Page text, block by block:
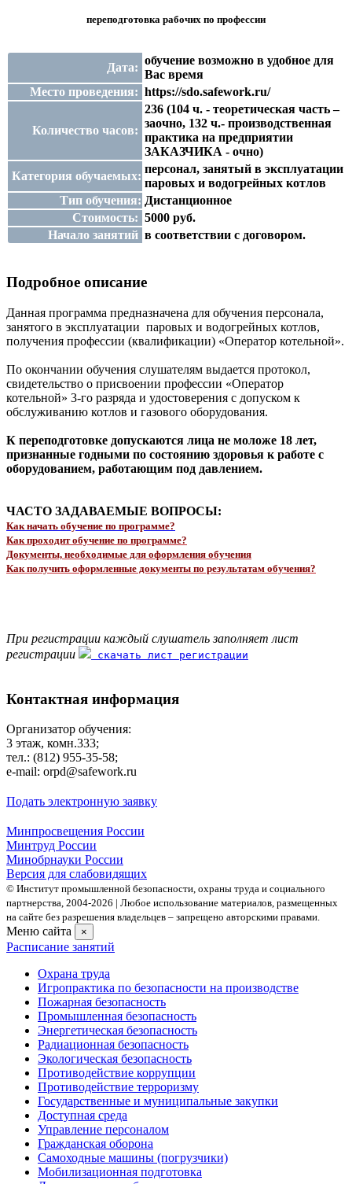
переподготовка рабочих по профессии
Дата:
обучение возможно в удобное для
Вас время
Место проведения: https://sdo.safework.ru/
Количество часов:
236 (104 ч. - теоретическая часть –
заочно, 132 ч.- производственная
практика на предприятии
ЗАКАЗЧИКА - очно)
Категория обучаемых:
персонал, занятый в эксплуатации
паровых и водогрейных котлов
Тип обучения: Дистанционное
Стоимость: 5000 руб.
Начало занятий в соответствии с договором.
Подробное описание
Данная программа предназначена для обучения персонала,
занятого в эксплуатации паровых и водогрейных котлов,
получения профессии (квалификации) «Оператор котельной».
По окончании обучения слушателям выдается протокол,
свидетельство о присвоении профессии «Оператор
котельной» 3-го разряда и удостоверения с допуском к
обслуживанию котлов и газового оборудования.
К переподготовке допускаются лица не моложе 18 лет,
признанные годными по состоянию здоровья к работе с
оборудованием, работающим под давлением.
ЧАСТО ЗАДАВАЕМЫЕ ВОПРОСЫ:
Как начать обучение по программе?
Как проходит обучение по программе?
Документы, необходимые для оформления обучения
Как получить оформленные документы по результатам обучения?
При регистрации каждый слушатель заполняет лист
регистрации
скачать лист регистрации
Контактная информация
Организатор обучения:
3 этаж, комн.333;
тел.: (812) 955-35-58;
e-mail: orpd@safework.ru
Подать электронную заявку
Минпросвещения России
Минтруд России
Минобрнауки России
Версия для слабовидящих
© Институт промышленной безопасности, охраны труда и социального
партнерства, 2004- 2026 | Любое использование материалов, размещенных
на сайте без разрешения владельцев – запрещено авторскими правами.
Меню сайта ×
Расписание занятий
Охрана труда
Игропрактика по безопасности на производстве
Пожарная безопасность
Промышленная безопасность
Энергетическая безопасность
Радиационная безопасность
Экологическая безопасность
Противодействие коррупции
Противодействие терроризму
Государственные и муниципальные закупки
Доступная среда
Управление персоналом
Гражданская оборона
Самоходные машины (погрузчики)
Мобилизационная подготовка